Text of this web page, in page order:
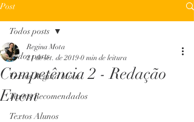
Post
Todos posts
Textos Regina Mota
Textos Recomendados
Textos Alunos
Todos posts
Competência 2 - Redação
Enem
Regina Mota
21 de set. de 2019 0 min de leitura